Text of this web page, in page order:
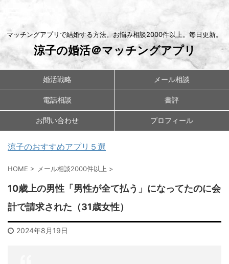
マッチングアプリで結婚する方法。お悩み相談2000件以上。毎日更新。
涼子の婚活＠マッチングアプリ
婚活戦略 メール相談
電話相談 書評
お問い合わせ プロフィール
涼子のおすすめアプリ５選
HOME > メール相談2000件以上 >
10歳上の男性「男性が全て払う」になってたのに会
計で請求された（31歳女性）
2024年8月19日